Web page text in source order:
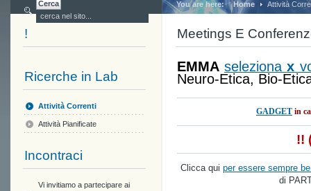
You are here: Home Attività
Meetings E
EMMA selezionax
Neuro-Etica, Bio-
GADGET in
!!
Clicca qui per essere sempre
di
!
Ricerche in Lab
Attività Correnti
Attività Pianificate
Incontraci
Vi invitiamo a partecipare ai